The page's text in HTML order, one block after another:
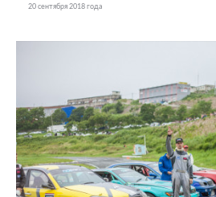
20 сентября 2018 года